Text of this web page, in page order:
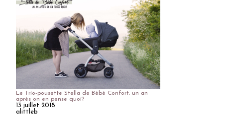
Le Trio-pousette Stella de Bébé Confort, un an
après on en pense quoi?
13 juillet 2018
alittleb